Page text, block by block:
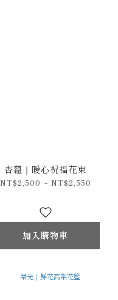
杏蘊｜暖心祝福花束
NT$2,500 ~ NT$2,550
加入購物車